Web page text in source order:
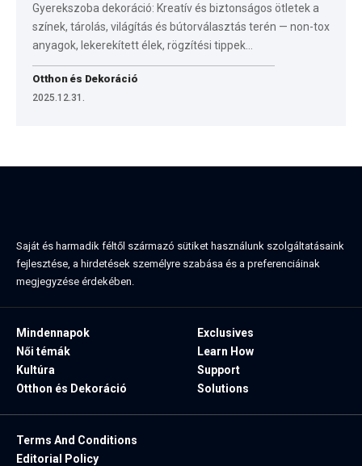
Gyerekszoba dekoráció: Kreatív és biztonságos ötletek a
színek, tárolás, világítás és bútorválasztás terén — non-tox
anyagok, lekerekített élek, rögzítési tippek…
Otthon és Dekoráció
2025.12.31.
Saját és harmadik féltől származó sütiket használunk szolgáltatásaink
fejlesztése, a hirdetések személyre szabása és a preferenciáinak
megjegyzése érdekében.
Mindennapok
Női témák
Kultúra
Otthon és Dekoráció
Exclusives
Learn How
Support
Solutions
Terms And Conditions
Editorial Policy